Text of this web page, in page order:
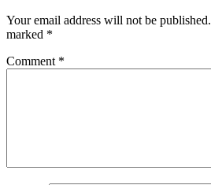
Your email address will not be published.
marked *
Comment *